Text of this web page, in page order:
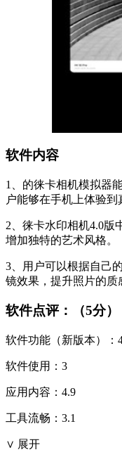
软件内容
1、的徕卡相机模拟器
户能够在手机上体验到
2、徕卡水印相机4.0版
增加独特的艺术风格。
3、用户可以根据自己
镜效果，提升照片的质
软件点评：（5分）
软件功能（新版本）：
软件使用：3
应用内容：4.9
工具流畅：3.1
∨ 展开